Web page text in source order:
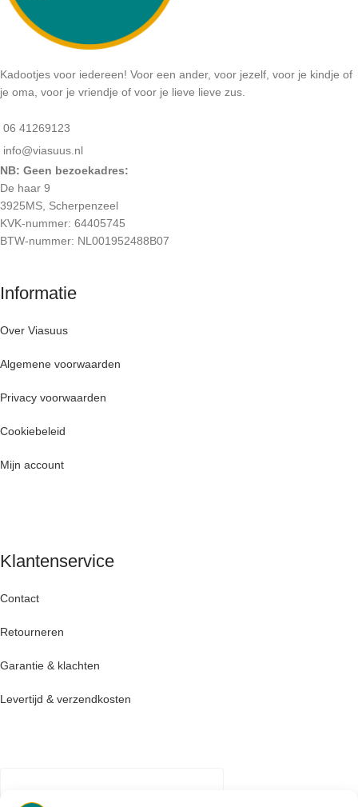
Kadootjes voor iedereen! Voor een ander, voor jezelf, voor je kindje of
je oma, voor je vriendje of voor je lieve lieve zus.
06 41269123
info@viasuus.nl
NB: Geen bezoekadres:
De haar 9
3925MS, Scherpenzeel
KVK-nummer: 64405745
BTW-nummer: NL001952488B07
Informatie
Over Viasuus
Algemene voorwaarden
Privacy voorwaarden
Cookiebeleid
Mijn account
Klantenservice
Contact
Retourneren
Garantie & klachten
Levertijd & verzendkosten